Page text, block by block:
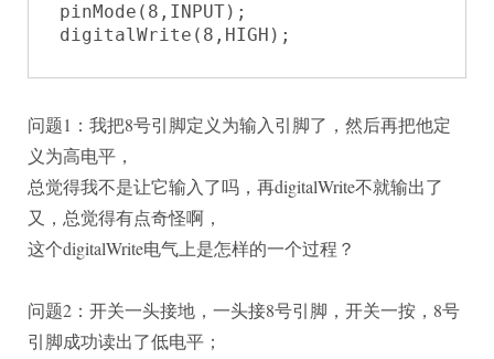
pinMode(8,INPUT);
digitalWrite(8,HIGH);
问题1：我把8号引脚定义为输入引脚了，然后再把他定
义为高电平，
总觉得我不是让它输入了吗，再digitalWrite不就输出了
又，总觉得有点奇怪啊，
这个digitalWrite电气上是怎样的一个过程？
问题2：开关一头接地，一头接8号引脚，开关一按，8号
引脚成功读出了低电平；